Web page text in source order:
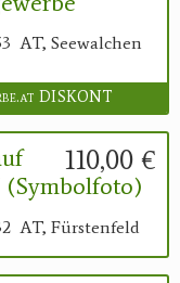
AT, Seewalchen
DISKONT
110,00 €
(Symbolfoto)
AT, Fürstenfeld